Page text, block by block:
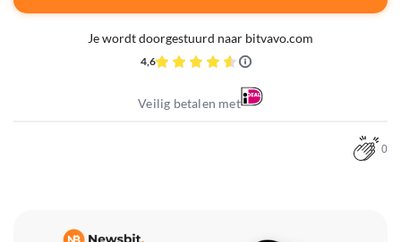
Je wordt doorgestuurd naar bitvavo.com
4,6
Veilig betalen met
0